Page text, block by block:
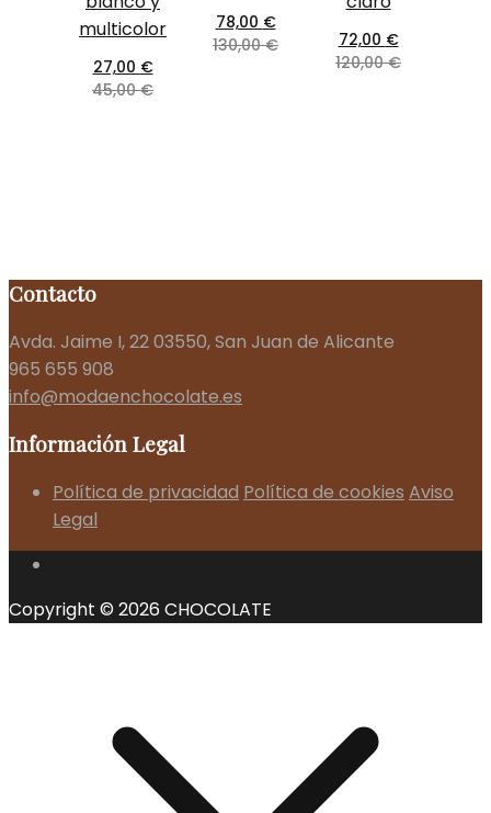
27,00 €
45,00€
78,00 €
130,00€ 72,00 €
120,00€
Contacto
Avda. Jaime I, 22 03550, San Juan de Alicante
965 655 908
info@modaenchocolate.es
Información Legal
Política de privacidad Política de cookies Aviso
Legal
Copyright © 2026 CHOCOLATE